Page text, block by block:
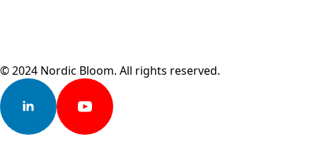
© 2024 Nordic Bloom. All rights reserved.